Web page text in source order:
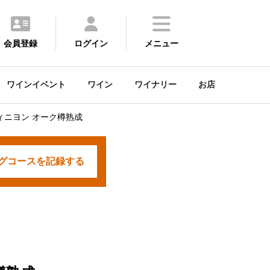
会員登録 ログイン メニュー
ワインイベント ワイン ワイナリー お店
ニヨン オーク樽熟成
コースを記録する